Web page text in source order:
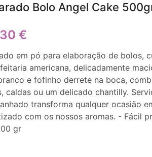
Bolo Angel Cake
€
em pó para elaboração de bolos,
americana, delicadamente
e fofinho derrete na boca,
caldas ou um delicado chantilly.
transforma qualquer ocasião
com os nossos aromas. - Fácil
gr